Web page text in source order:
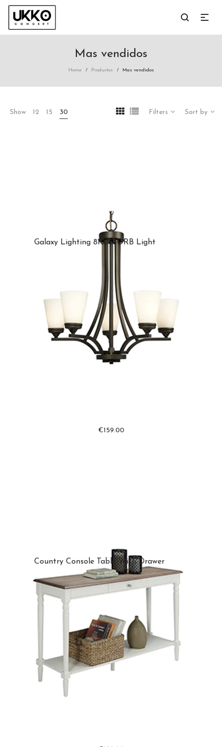
Mas vendidos
Home / Productos / Mas vendidos
Show 12 15 30 Filters Sort by
Galaxy Lighting 810753ORB Light
€159.00
Country Console Table With Drawer